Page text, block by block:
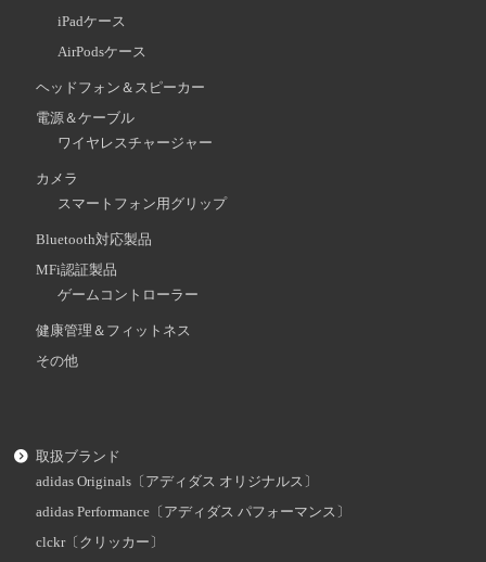
iPadケース
AirPodsケース
ヘッドフォン＆スピーカー
電源＆ケーブル
ワイヤレスチャージャー
カメラ
スマートフォン用グリップ
Bluetooth対応製品
MFi認証製品
ゲームコントローラー
健康管理＆フィットネス
その他
取扱ブランド
adidas Originals〔アディダス オリジナルス〕
adidas Performance〔アディダス パフォーマンス〕
clckr〔クリッカー〕